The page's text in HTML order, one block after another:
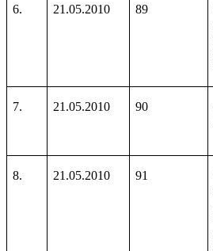
6. 21.05.2010 89
7. 21.05.2010 90
8. 21.05.2010 91